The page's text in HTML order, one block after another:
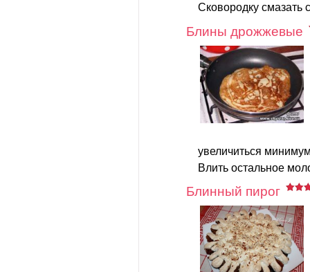
Сковородку смазать
Блины дрожжевые
увеличиться
Влить остальное
Блинный пирог